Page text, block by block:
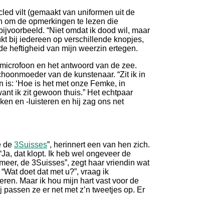
vilt (gemaakt van uniformen uit de
om de opmerkingen te lezen die
“Niet omdat ik dood wil, maar
bij iedereen op verschillende knopjes,
heftigheid van mijn weerzin ertegen.
en het antwoord van de zee.
van de kunstenaar. “Zit ik in
is: ‘Hoe is het met onze Femke, in
ik zit gewoon thuis.” Het echtpaar
en -luisteren en hij zag ons net
de 3Suisses”, herinnert een van hen zich.
dat klopt. Ik heb wel ongeveer de
de 3Suisses”, zegt haar vriendin wat
doet dat met u?”, vraag ik
Maar ik hou mijn hart vast voor de
ze er net met z’n tweetjes op. Er